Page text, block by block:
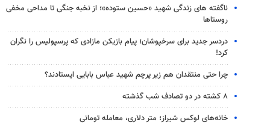
ناگفته های زندگی شهید «حسین ستوده»؛ از نخبه جنگی تا مداحی مخفی
روستاها
دردسر جدید برای سرخپوشان؛ پیام بازیکن مازادی که پرسپولیس را نگران
کرد!
چرا حتی منتقدان هم زیر پرچم شهید عباس بابایی ایستادند؟
۸ کشته در دو تصادف شب گذشته
خانه‌های لوکس شیراز؛ متر دلاری، معامله تومانی